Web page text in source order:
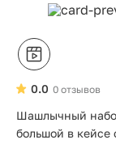
0 отзывов
0.0
Шашлычный
большой в кейсе